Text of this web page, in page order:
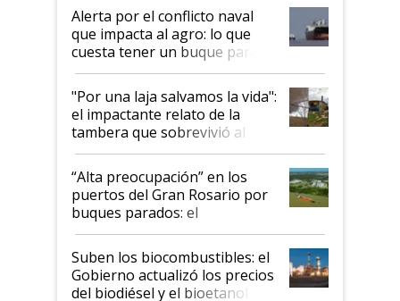
Alerta por el conflicto naval
que impacta al agro: lo que
cuesta tener un buque parado
y el peligro de que Argentina
pase a ser "país sucio"
"Por una laja salvamos la vida":
el impactante relato de la
tambera que sobrevivió al
tornado
“Alta preocupación” en los
puertos del Gran Rosario por
buques parados: el
funcionamiento de las
exportadoras en tensión tras
la medida de fuerza de los
prácticos
Suben los biocombustibles: el
Gobierno actualizó los precios
del biodiésel y el bioetanol